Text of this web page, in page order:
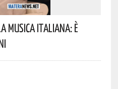
Musica Italiana: È